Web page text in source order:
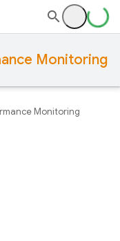
Monitoring
Monitoring